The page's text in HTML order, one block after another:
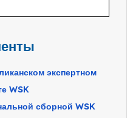
экспертном
WSK
сборной WSK